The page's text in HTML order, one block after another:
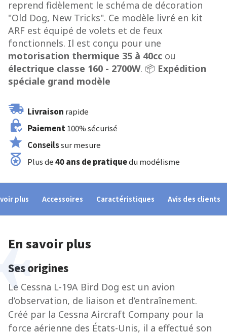
reprend fidèlement le schéma de décoration
"Old Dog, New Tricks". Ce modèle livré en kit
ARF est équipé de volets et de feux
fonctionnels. Il est conçu pour une
motorisation thermique 35 à 40cc ou
électrique classe 160 - 2700W. 📦 Expédition
spéciale grand modèle
Livraison rapide
Paiement 100% sécurisé
Conseilssur mesure
Plus de40 ans de pratiquedu modélisme
plus Accessoires Caractéristiques Avis des clients
En savoir plus
Ses origines
Le Cessna L-19A Bird Dog est un avion
d’observation, de liaison et d’entraînement.
Créé par la Cessna Aircraft Company pour la
force aérienne des États-Unis, il a effectué son